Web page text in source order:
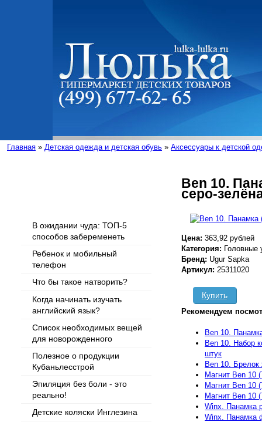
Главная » Детская одежда и детская обувь » Аксессуары к детской
В ожидании чуда: ТОП-5
способов забеременеть
Ребенок и мобильный
телефон
Что бы такое натворить?
Когда начинать изучать
английский язык?
Список необходимых вещей
для новорожденного
Полезное о продукции
Кубаньлесстрой
Эпиляция без боли - это
реально!
Детские коляски Инглезина
Ben 10.
серо-
Цена: 363,92 рублей
Категория: Головные
Бренд: Ugur Sapka
Артикул: 25311020
Купить
Рекомендуем
Ben 10.
Ben 10. Набор
штук
Ben 10. Брелок
Магнит Ben 10
Магнит Ben 10
Магнит Ben 10
Winx. Панамка
Winx. Панамка